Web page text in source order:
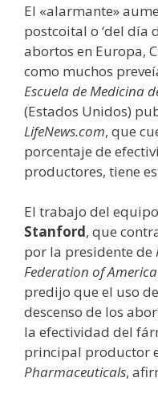
El «alarmante»
postcoital o ‘del día
abortos en Europa,
como muchos
Escuela de Medicina
(Estados Unidos)
LifeNews.com, que
porcentaje de
productores, tiene
El trabajo del
Stanford, que
por la presidente de
Federation of America
predijo que el uso
descenso de los
la efectividad del
principal productor
Pharmaceuticals,